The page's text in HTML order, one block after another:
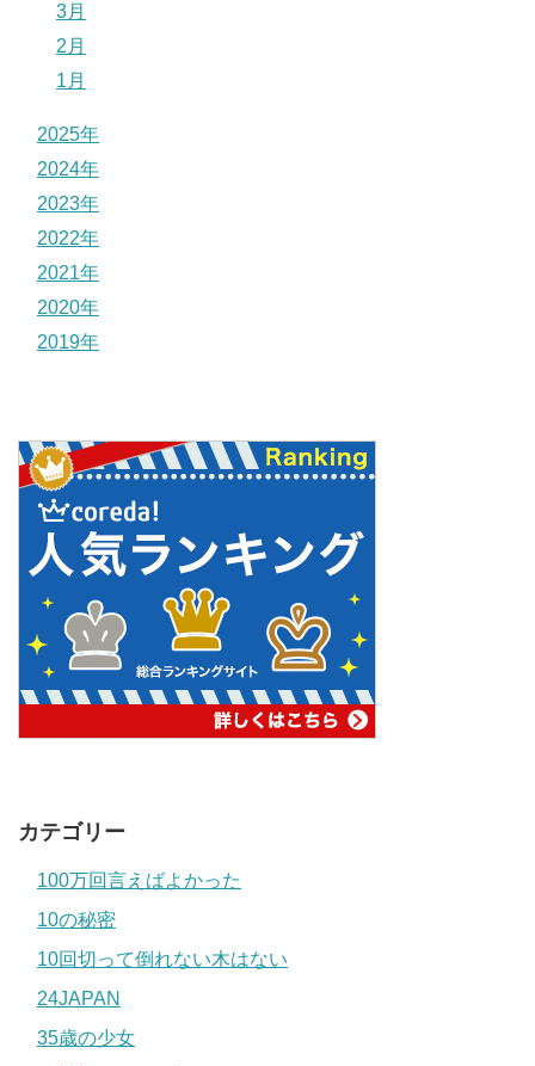
3月
2月
1月
2025年
2024年
2023年
2022年
2021年
2020年
2019年
カテゴリー
100万回言えばよかった
10の秘密
10回切って倒れない木はない
24JAPAN
35歳の少女